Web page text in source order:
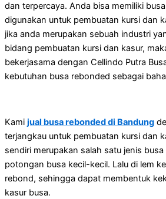
dan terpercaya. Anda bisa memiliki
digunakan untuk pembuatan kursi dan
jika anda merupakan sebuah industri
bidang pembuatan kursi dan kasur,
bekerjasama dengan Cellindo Putra
kebutuhan busa rebonded sebagai
Kami jual busa rebonded di Bandung
terjangkau untuk pembuatan kursi dan
sendiri merupakan salah satu jenis
potongan busa kecil-kecil. Lalu di lem
rebond, sehingga dapat membentuk
kasur busa.